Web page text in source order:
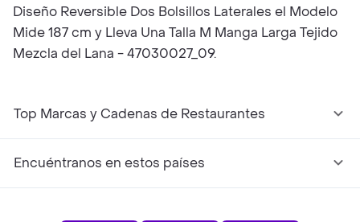
Diseño Reversible Dos Bolsillos Laterales el Modelo
Mide 187 cm y Lleva Una Talla M Manga Larga Tejido
Mezcla del Lana - 47030027_09.
Top Marcas y Cadenas de Restaurantes
Encuéntranos en estos países